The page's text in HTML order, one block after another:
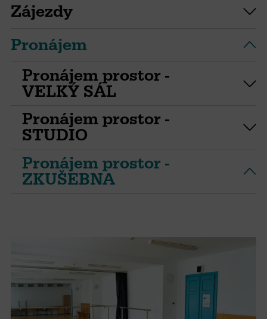
Zájezdy
Pronájem
Pronájem prostor -
VELKÝ SÁL
Pronájem prostor -
STUDIO
Pronájem prostor -
ZKUŠEBNA